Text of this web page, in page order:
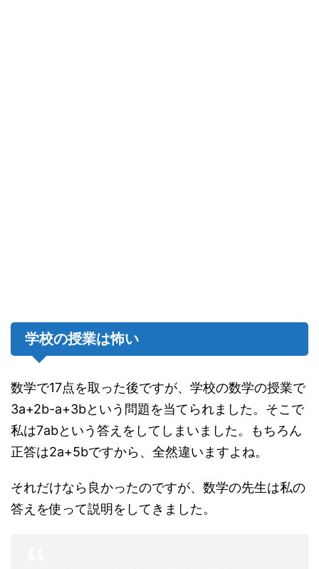
学校の授業は怖い
数学で17点を取った後ですが、学校の数学の授業で
3a+2b-a+3bという問題を当てられました。そこで
私は7abという答えをしてしまいました。もちろん
正答は2a+5bですから、全然違いますよね。
それだけなら良かったのですが、数学の先生は私の
答えを使って説明をしてきました。